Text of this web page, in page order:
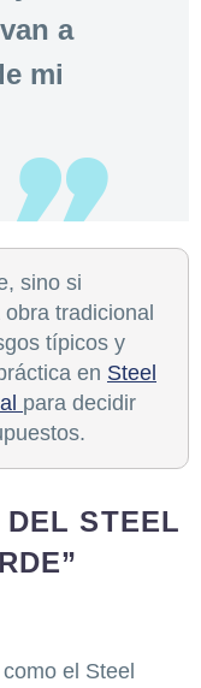
a
mi
sino si
tradicional
típicos y
en Steel
para decidir
STEEL
el Steel